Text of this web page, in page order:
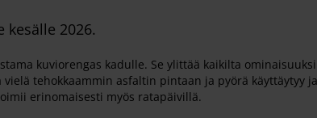
kesälle 2026.
kuviorengas kadulle. Se ylittää kaikilta
tehokkaammin asfaltin pintaan ja pyörä käyttäytyy
erinomaisesti myös ratapäivillä.